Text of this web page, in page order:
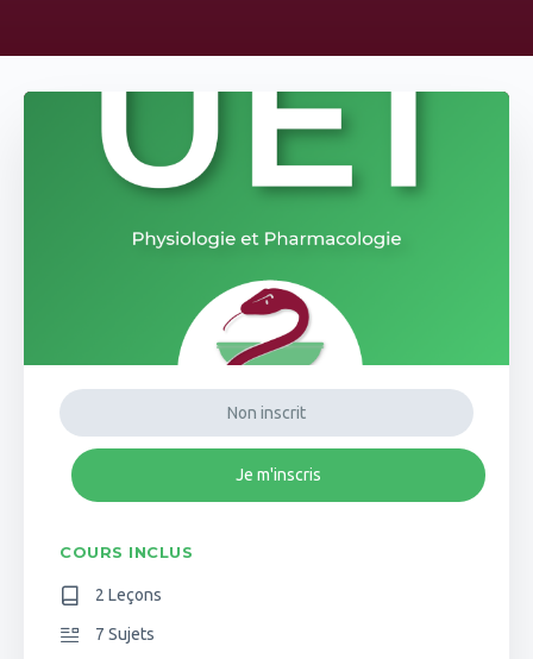
Non inscrit
Je m'inscris
COURS INCLUS
2 Leçons
7 Sujets